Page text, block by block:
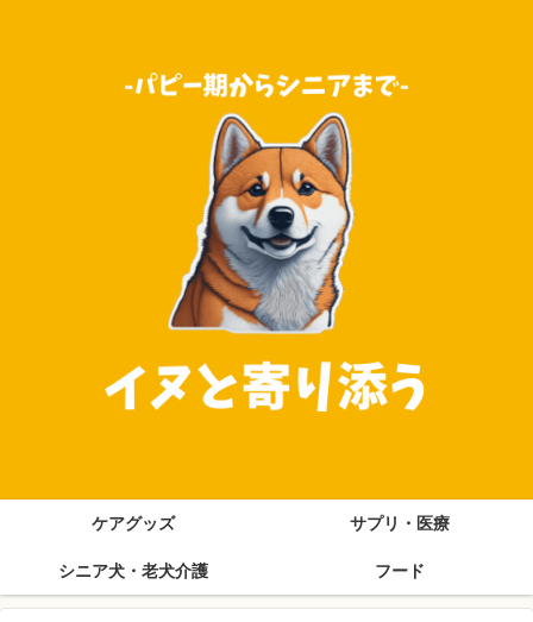
ケアグッズ サプリ・医療
シニア犬・老犬介護 フード